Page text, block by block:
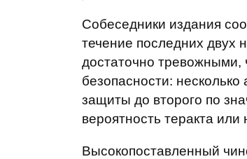
Собеседники издания
течение последних двух
достаточно тревожными,
безопасности:
защиты до второго по
вероятность теракта
Высокопоставленный